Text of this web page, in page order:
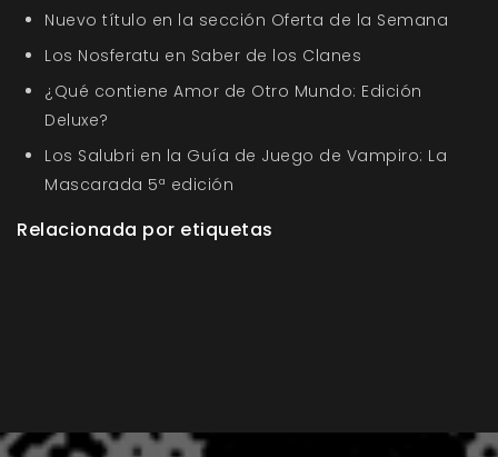
Nuevo título en la sección Oferta de la Semana
Los Nosferatu en Saber de los Clanes
¿Qué contiene Amor de Otro Mundo: Edición
Deluxe?
Los Salubri en la Guía de Juego de Vampiro: La
Mascarada 5ª edición
Relacionada por etiquetas